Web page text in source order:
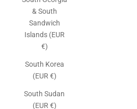
& South
Sandwich
Islands (EUR
€)
South Korea
(EUR €)
South Sudan
(EUR €)